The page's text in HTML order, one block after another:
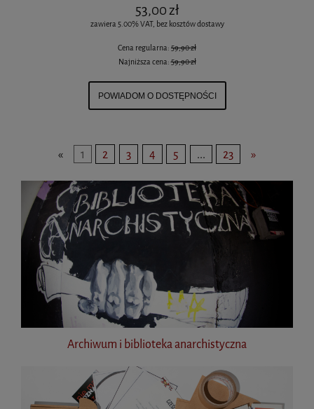
53,00 zł
zawiera 5.00% VAT, bez kosztów dostawy
Cena regularna: 59,90 zł
Najniższa cena:59,90 zł
POWIADOM O DOSTĘPNOŚCI
« 1 2 3 4 5 ... 23 »
Archiwum i biblioteka anarchistyczna